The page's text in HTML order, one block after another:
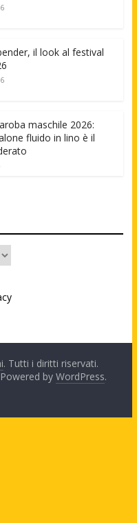
il look al festival
maschile 2026:
fluido in lino è il
. Tutti i diritti riservati.
by WordPress.